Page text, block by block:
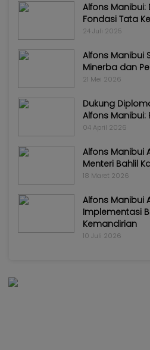
Alfons Manibui:
Fondasi Tata
24 Juli 2025
Alfons Manibui
Minerba dan
21 Mei 2026
Dukung
Alfons Manibui:
04 April 2026
Alfons Manibui
Menteri Bahlil
18 Maret 2026
Alfons Manibui
Implementasi
Kemandirian
10 Juli 2026